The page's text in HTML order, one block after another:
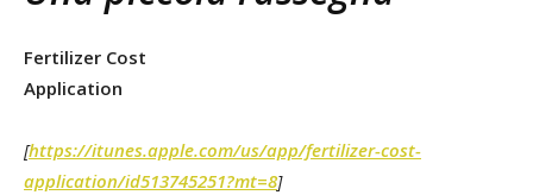
Fertilizer Cost
Application
[https://itunes.apple.com/us/app/fertilizer-cost-
application/id513745251?mt=8]